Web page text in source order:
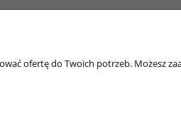
ofertę do Twoich potrzeb. Możesz